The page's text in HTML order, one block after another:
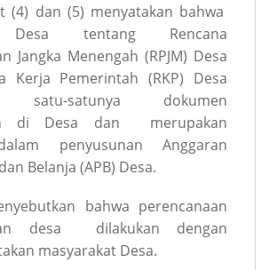
(4) dan (5) menyatakan bahwa
Desa tentang Rencana
Jangka Menengah (RPJM) Desa
Kerja Pemerintah (RKP) Desa
satu-satunya dokumen
di Desa dan merupakan
penyusunan Anggaran
Belanja (APB) Desa.
bahwa perencanaan
desa dilakukan dengan
masyarakat Desa.